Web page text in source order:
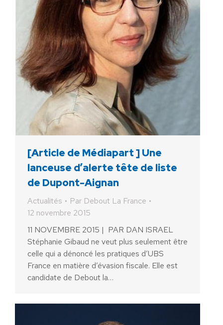
[Article de Médiapart ] Une
lanceuse d’alerte tête de liste
de Dupont-Aignan
Actualités Par Debout La France
12 novembre 2015
11 NOVEMBRE 2015 | PAR DAN ISRAEL
Stéphanie Gibaud ne veut plus seulement être
celle qui a dénoncé les pratiques d’UBS
France en matière d’évasion fiscale. Elle est
candidate de Debout la…